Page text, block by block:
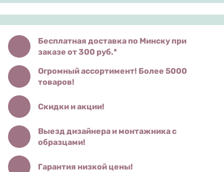
Бесплатная доставка по Минску при
заказе от 300 руб.*
Огромный ассортимент! Более 5000
товаров!
Скидки и акции!
Выезд дизайнера и монтажника с
образцами!
Гарантия низкой цены!